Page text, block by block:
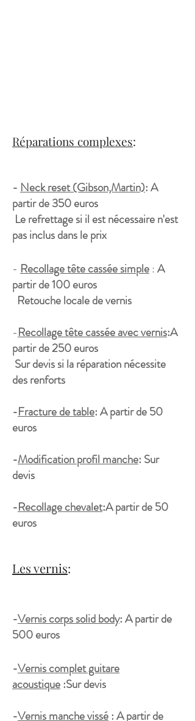
Réparations complexes:
- Neckreset (Gibson,Martin): A
partir de 350 euros
Le refrettage si il estnécessaire n'est
pas inclus dans le prix
- Recollage tête cassée simple : A
partir de 100 euros
Retouche locale de vernis
-Recollage tête cassée avec vernis:A
partir de 250euros
Sur devis si la réparation nécessite
des renforts
-Fracture de table: A partir de 50
euros
-Modification profil manche: Sur
devis
-Recollage chevalet:A partir de 50
euros
Les vernis:
-Vernis corps solid body: A partir de
500 euros
-Vernis complet guitare
acoustique:Sur devis
-Vernis manche vissé: A partir de